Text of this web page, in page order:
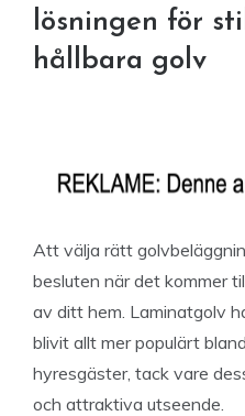
lösningen för
hållbara golv
Att välja rätt
besluten när det kommer
av ditt hem. Laminatgolv
blivit allt mer populärt
hyresgäster, tack vare
och attraktiva utseende.